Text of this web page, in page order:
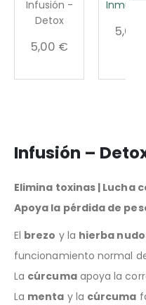
Infusión -
Detox
5,00 €
5,00
Infusión –
Elimina toxinas | Lucha
Apoya la pérdida de
El brezo y la hierba
funcionamiento normal
La cúrcumaapoya la
La menta y la cúrcuma